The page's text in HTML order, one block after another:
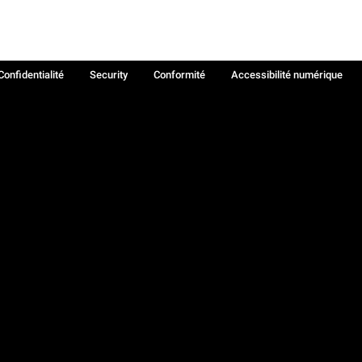
Security Conformité
Accessibilité numérique